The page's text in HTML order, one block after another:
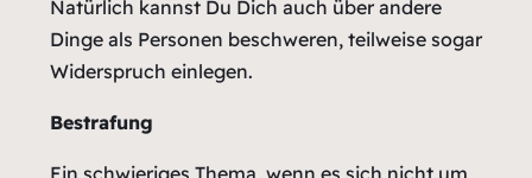
Natürlich kannst Du Dich auch über andere
Dinge als Personen beschweren, teilweise sogar
Widerspruch einlegen.
Bestrafung